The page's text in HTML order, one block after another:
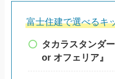
富士住建で選べるキ
タカラスタンダ
or オフェリア』